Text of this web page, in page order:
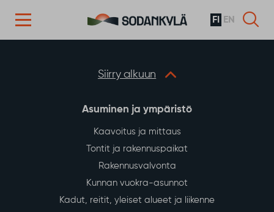
FI EN
Siirry alkuun
Asuminen ja ympäristö
Kaavoitus ja mittaus
Tontit ja rakennuspaikat
Rakennusvalvonta
Kunnan vuokra-asunnot
Kadut, reitit, yleiset alueet ja liikenne